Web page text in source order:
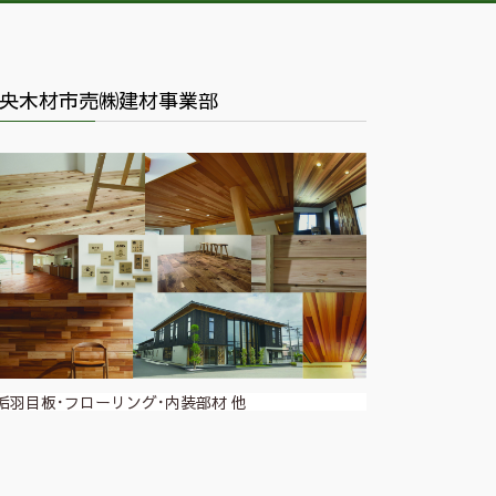
木材市売㈱建材事業部
羽目板･フローリング･内装部材 他